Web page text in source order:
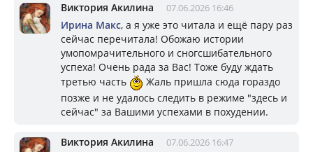
Виктория Акилина 07.06.2026 16:46
Ирина Макс, а я уже это читала и ещё пару раз
сейчас перечитала! Обожаю истории
умопомрачительного и сногсшибательного
успеха! Очень рада за Вас! Тоже буду ждать
третью часть
Жаль пришла сюда гораздо
позже и не удалось следить в режиме "здесь и
сейчас" за Вашими успехами в похудении.
Виктория Акилина 07.06.2026 16:47